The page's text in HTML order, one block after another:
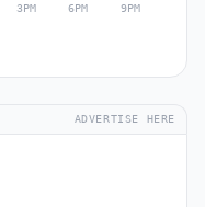
ADVERTISE HERE